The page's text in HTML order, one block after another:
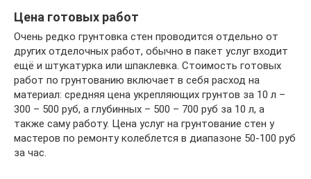
Цена готовых работ
Очень редко грунтовка стен проводится отдельно от
других отделочных работ, обычно в пакет услуг входит
ещё и штукатурка или шпаклевка. Стоимость готовых
работ по грунтованию включает в себя расход на
материал: средняя цена укрепляющих грунтов за 10 л –
300 – 500 руб, а глубинных – 500 – 700 руб за 10 л, а
также саму работу. Цена услуг на грунтование стен у
мастеров по ремонту колеблется в диапазоне 50-100 руб
за час.